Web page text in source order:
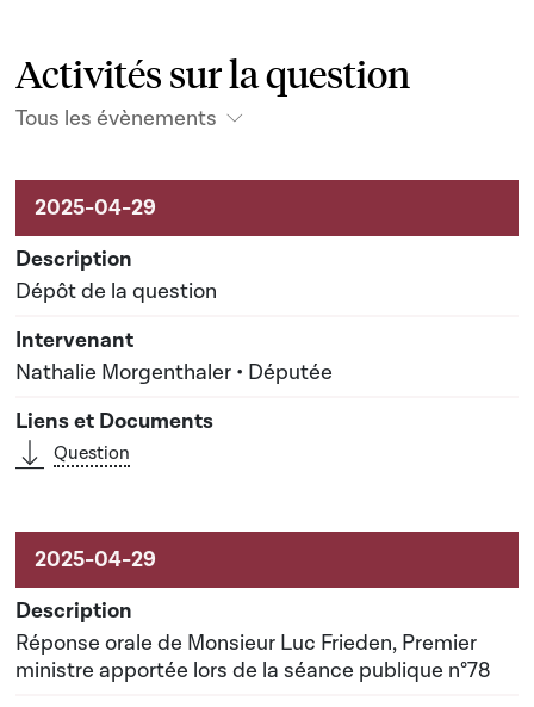
Activités sur la question
Tous les évènements
Activités sur le dossier
Dépôt de la question
Nathalie Morgenthaler • Députée
Question
Réponse orale de Monsieur Luc Frieden, Premier
ministre apportée lors de la séance publique n°78